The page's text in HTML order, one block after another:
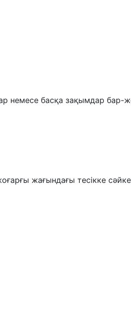
немесе басқа зақымдар бар-
жағындағы тесікке